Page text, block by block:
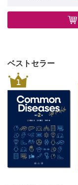
ベストセラー
1